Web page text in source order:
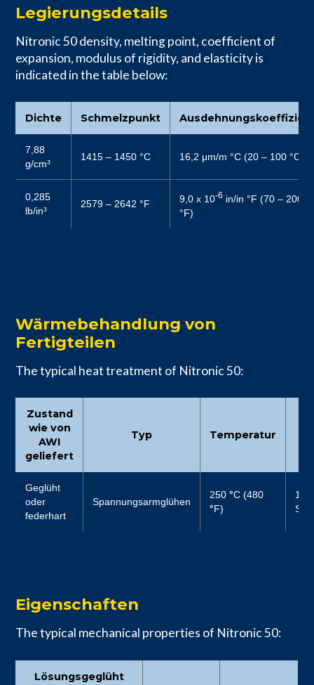
Legierungsdetails
Nitronic 50 density, melting point, coefficient of
expansion, modulus of rigidity, and elasticity is
indicated in the table below:
Dichte Schmelzpunkt
7,88
g/cm³
1415 – 1450 °C 16,2 μm/m °C (20 – 100 °C)
0,285
lb/in³
2579 – 2642 °F 9,0 x 10-6 in/in °F (70 – 200
°F)
Wärmebehandlung von
Fertigteilen
The typical heat treatment of Nitronic 50:
Zustand
wie von
AWI
geliefert
Typ Temperatur
Geglüht
oder
federhart
Spannungsarmglühen
250°C (480
°F)
1
Eigenschaften
The typical mechanical properties of Nitronic 50:
Lösungsgeglüht